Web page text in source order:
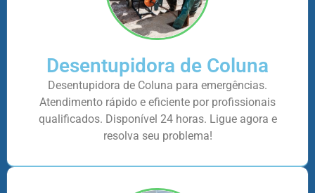
Desentupidora de Coluna
Desentupidora de Coluna para emergências.
Atendimento rápido e eficiente por profissionais
qualificados. Disponível 24 horas. Ligue agora e
resolva seu problema!